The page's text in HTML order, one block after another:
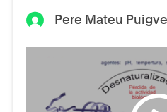
Pere Mateu